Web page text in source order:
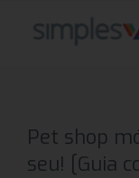
Pet shop
seu! [Guia